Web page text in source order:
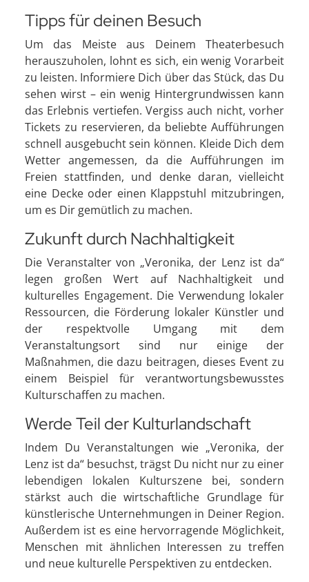
Tipps für deinen Besuch
Um das Meiste aus Deinem Theaterbesuch
herauszuholen, lohnt es sich, ein wenig Vorarbeit
zu leisten. Informiere Dich über das Stück, das Du
sehen wirst – ein wenig Hintergrundwissen kann
das Erlebnis vertiefen. Vergiss auch nicht, vorher
Tickets zu reservieren, da beliebte Aufführungen
schnell ausgebucht sein können. Kleide Dich dem
Wetter angemessen, da die Aufführungen im
Freien stattfinden, und denke daran, vielleicht
eine Decke oder einen Klappstuhl mitzubringen,
um es Dir gemütlich zu machen.
Zukunft durch Nachhaltigkeit
Die Veranstalter von „Veronika, der Lenz ist da“
legen großen Wert auf Nachhaltigkeit und
kulturelles Engagement. Die Verwendung lokaler
Ressourcen, die Förderung lokaler Künstler und
der respektvolle Umgang mit dem
Veranstaltungsort sind nur einige der
Maßnahmen, die dazu beitragen, dieses Event zu
einem Beispiel für verantwortungsbewusstes
Kulturschaffen zu machen.
Werde Teil der Kulturlandschaft
Indem Du Veranstaltungen wie „Veronika, der
Lenz ist da“ besuchst, trägst Du nicht nur zu einer
lebendigen lokalen Kulturszene bei, sondern
stärkst auch die wirtschaftliche Grundlage für
künstlerische Unternehmungen in Deiner Region.
Außerdem ist es eine hervorragende Möglichkeit,
Menschen mit ähnlichen Interessen zu treffen
und neue kulturelle Perspektiven zu entdecken.